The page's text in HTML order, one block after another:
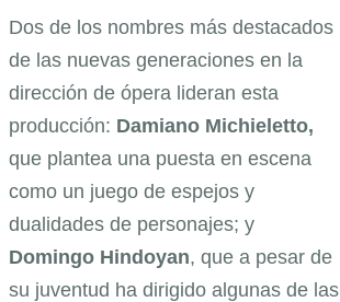
Dos de los nombres más destacados
de las nuevas generaciones en la
dirección de ópera lideran esta
producción: Damiano Michieletto,
que plantea una puesta en escena
como un juego de espejos y
dualidades de personajes; y
Domingo Hindoyan, que a pesar de
su juventud ha dirigido algunas de las